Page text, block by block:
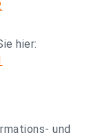
hier:
und